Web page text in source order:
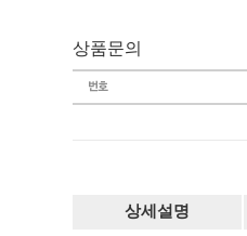
상품문의
상세설명